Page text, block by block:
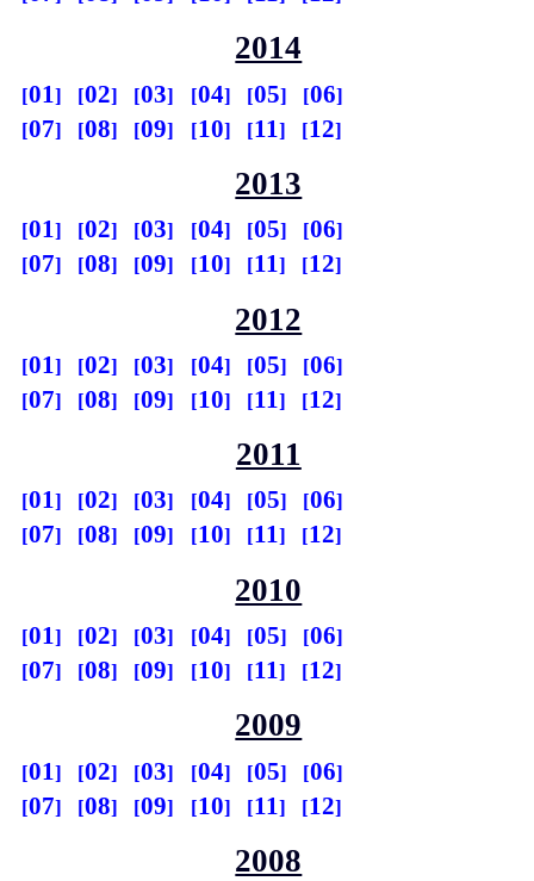
2014
01 02 03 04 05
06
07
08 09 10 11 12
2013
01 02 03 04 05
06
07
08 09 10 11 12
2012
01 02 03 04 05
06
07
08 09 10 11 12
2011
01 02 03 04 05
06
07
08 09 10 11 12
2010
01 02 03 04 05
06
07
08 09 10 11 12
2009
01 02 03 04 05
06
07
08 09 10 11 12
2008